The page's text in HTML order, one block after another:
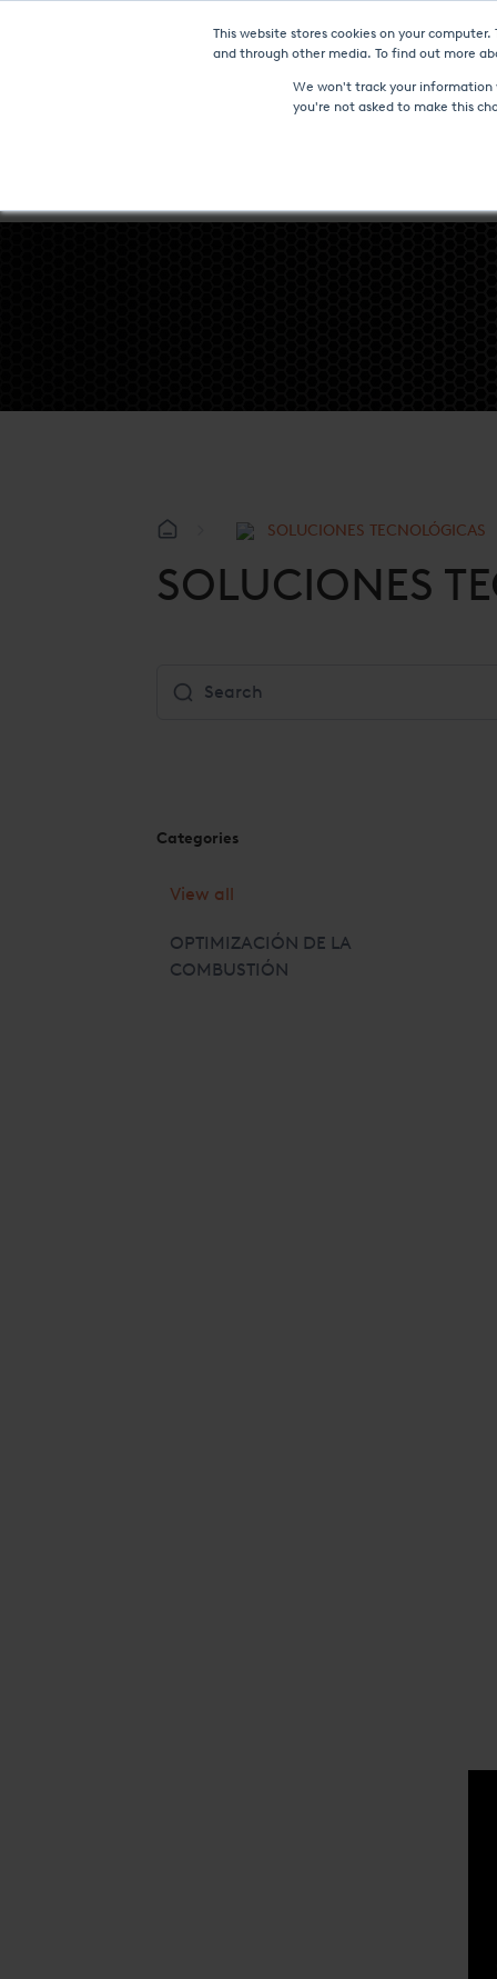
This website stores cookies on your
and through other media. To find out more
We won't track your information
you're not asked to make this
SOLUCIONES TECNOLÓGICAS
SOLUCIONES
Categories
View all
OPTIMIZACIÓN DE LA
COMBUSTIÓN